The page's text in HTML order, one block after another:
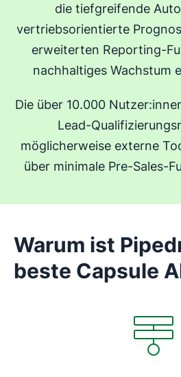
die tiefgreifende
vertriebsorientierte
erweiterten Reporting-
nachhaltiges Wachstum
Die über 10.000
Lead-
möglicherweise externe
über minimale Pre-Sales-
Warum ist
beste Capsule